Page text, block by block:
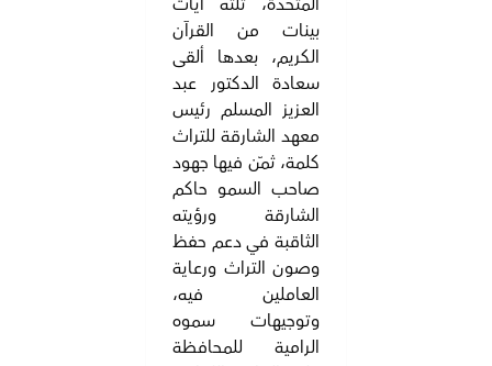
بينات من القرآن
الكريم، بعدها ألقى
سعادة الدكتور عبد
العزيز المسلم رئيس
معهد الشارقة للتراث
كلمة، ثمّن فيها جهود
صاحب السمو حاكم
الشارقة ورؤيته
الثاقبة في دعم حفظ
وصون التراث ورعاية
العاملين فيه،
وتوجيهات سموه
الرامية للمحافظة